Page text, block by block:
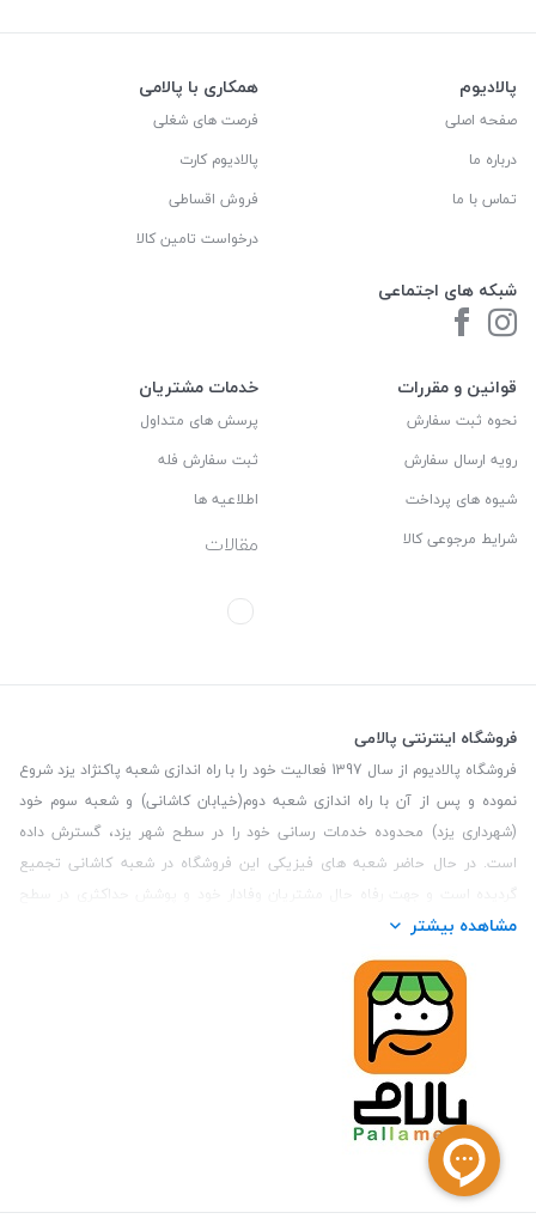
پالادیوم
صفحه اصلی
درباره ما
تماس با ما
شبکه های اجتماعی
همکاری با پالامی
فرصت های شغلی
پالادیوم کارت
فروش اقساطی
درخواست تامین کالا
قوانین و مقررات
نحوه ثبت سفارش
رویه ارسال سفارش
شیوه های پرداخت
شرایط مرجوعی کالا
خدمات مشتریان
پرسش های متداول
ثبت سفارش فله
اطلاعیه ها
مقالات
فروشگاه اینترنتی پالامی
فروشگاه پالادیوم از سال 1397 فعالیت خود را با راه اندازی شعبه پاکنژاد یزد شروع
نموده و پس از آن با راه اندازی شعبه دوم(خیابان کاشانی) و شعبه سوم خود
(شهرداری یزد) محدوده خدمات رسانی خود را در سطح شهر یزد، گسترش داده
است. در حال حاضر شعبه های فیزیکی این فروشگاه در شعبه کاشانی تجمیع
گردیده است و جهت رفاه حال مشتریان وفادار خود و پوشش حداکثری در سطح
استان یزد و همچنین مشتریان سطح کشور، فروشگاه اینترنتی پالامی را راه اندازی
نموده است. هدف فروشگاه اینترنتی پالامی فراهم نمودن یک خرید اینترنتی
مطمئن، با کالاهای متنوع، باکیفیت و دارای قیمت مناسب می باشد که مشتری
بتواند در مدت زمان کوتاه کالاهای خود را سفارش داده و در زمان مورد نظر خود
تحویل بگیرد و در صورت وجود عدم تطابق سفارش و کالای تحویل شده ضمانت
بازگشت کالا هم داشته باشد. سابقه درخشان در فروش حضوری و جذب مشتریان و
انعقاد قرارداد با ارگان های دولتی و خصوصی از افتخارات این مجموعه می باشد.
یکی از مهم‌ترین دغدغه‌های کاربران خرید اینترنتی، این است که کالای خریداری
شده در زمان مورد نظر آنها بدستشان برسد، لذا فروشگاه اینترنتی پالامی این
قابلیت را دارد تا علاوه بر روش تعیین روز و ساعت تحویل سفارش به مشتری،
مشاهده بیشتر